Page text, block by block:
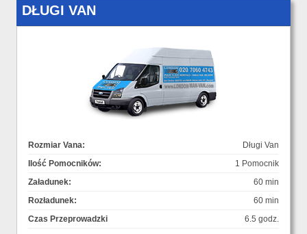
DŁUGI VAN
Rozmiar Vana:
Długi Van
Ilość Pomocników:
1 Pomocnik
Załadunek:
60 min
Rozładunek:
60 min
Czas Przeprowadzki
6.5 godz.